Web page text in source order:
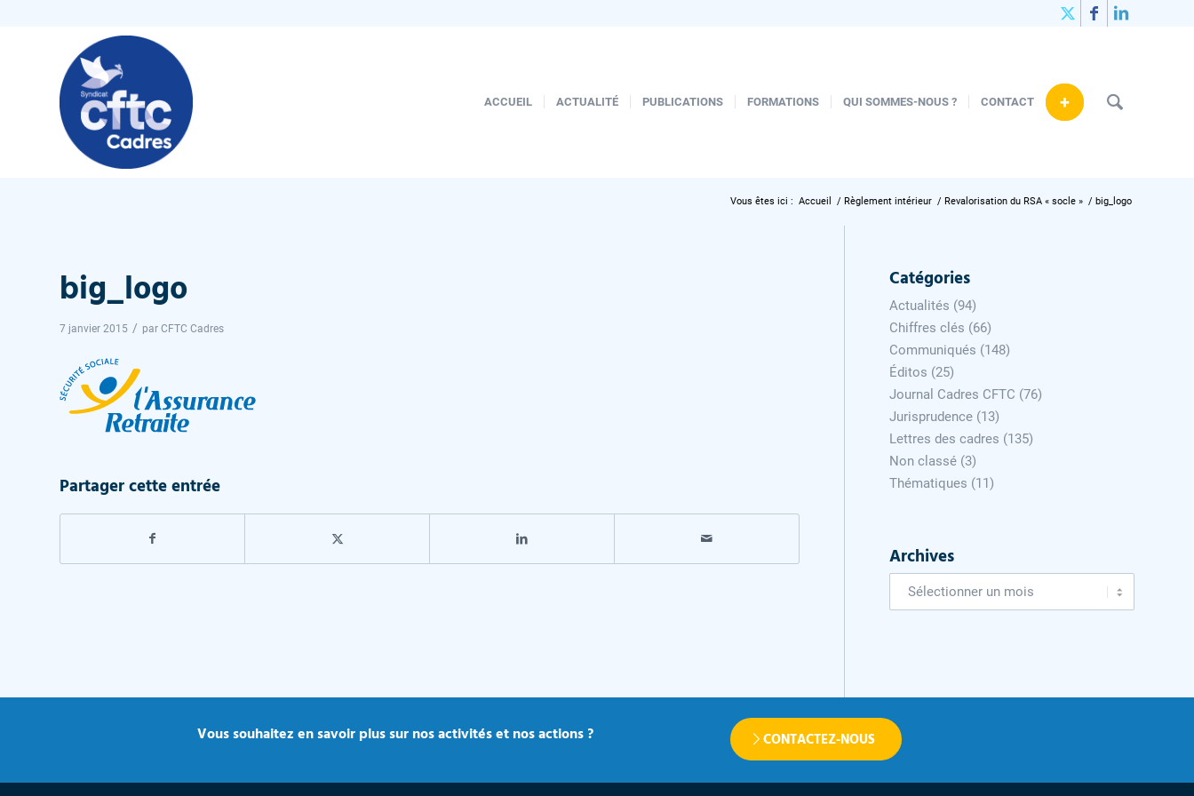
ACCUEIL ACTUALITÉ PUBLICATIONS FORMATIONS QUI SOMMES-NOUS ? CONTACT +
Vous êtes ici : Accueil / Règlement intérieur / Revalorisation du RSA « socle » / big_logo
big_logo
7 janvier 2015 / par CFTC Cadres
Partager cette entrée
Catégories
Actualités (94)
Chiffres clés (66)
Communiqués (148)
Éditos (25)
Journal Cadres CFTC (76)
Jurisprudence (13)
Lettres des cadres (135)
Non classé (3)
Thématiques (11)
Archives
Vous souhaitez en savoir plus sur nos activités et nos actions ? CONTACTEZ-NOUS